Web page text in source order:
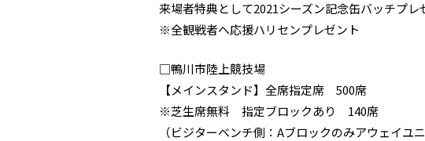
来場者特典として2021シーズン記念缶バッチプレ
※全観戦者へ応援ハリセンプレゼント
□鴨川市陸上競技場
【メインスタンド】全席指定席 500席
※芝生席無料 指定ブロックあり 140席
（ビジターベンチ側：Aブロックのみアウェイユ